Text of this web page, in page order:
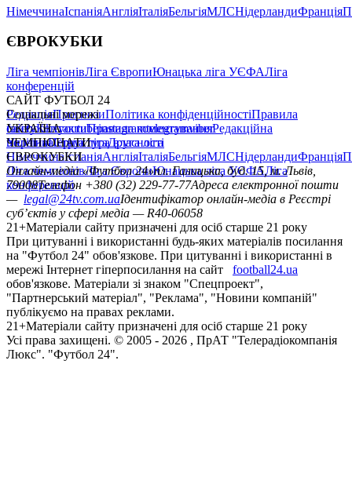
НімеччинаІспаніяАнгліяІталіяБельгіяМЛСНідерландиФранція
ЄВРОКУБКИ
Ліга чемпіонівЛіга ЄвропиЮнацька ліга УЄФАЛіга
конференцій
САЙТ ФУТБОЛ 24
РедакціяПрогнозиПолітика конфіденційностіПравила
сайтуКонтактиПравила коментуванняРедакційна
політикаСтруктура власності
Соціальні мережі
facebookxyoutubeinstagramtelegramviber
УКРАЇНА
УкраїнаПерша лігаДруга ліга
ЧЕМПІОНАТИ
НімеччинаІспаніяАнгліяІталіяБельгіяМЛСНідерландиФранція
ЄВРОКУБКИ
Ліга чемпіонівЛіга ЄвропиЮнацька ліга УЄФАЛіга
конференцій
Онлайн-медіа «Футбол 24»пл. Галицька, буд. 15, м. Львів,
79008Телефон +380 (32) 229-77-77Адреса електронної пошти
— legal@24tv.com.uaІдентифікатор онлайн-медіа в Реєстрі
суб’єктів у сфері медіа — R40-06058
21+Матеріали сайту призначені для осіб старше 21 року
При цитуванні і використанні будь-яких матеріалів посилання
на "Футбол 24" обов'язкове. При цитуванні і використанні в
мережі Інтернет гіперпосилання на сайт
football24.ua
обов'язкове. Матеріали зі знаком "Спецпроект",
"Партнерський матеріал", "Реклама", "Новини компаній"
публікуємо на правах реклами.
21+Матеріали сайту призначені для осіб старше 21 року
Усi права захищенi. © 2005 - 2026 , ПрАТ "Телерадіокомпанія
Люкс". "Футбол 24".